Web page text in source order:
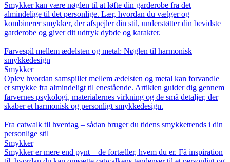
Smykker kan være nøglen til at løfte din garderobe fra det
almindelige til det personlige. Lær, hvordan du vælger og
kombinerer smykker, der afspejler din stil, understøtter din bevidste
garderobe og giver dit udtryk dybde og karakter.
Farvespil mellem ædelsten og metal: Nøglen til harmonisk
smykkedesign
Smykker
Oplev hvordan samspillet mellem ædelsten og metal kan forvandle
et smykke fra almindeligt til enestående. Artiklen guider dig gennem
farvernes psykologi, materialernes virkning og de små detaljer, der
skaber et harmonisk og personligt smykkedesign.
Fra catwalk til hverdag – sådan bruger du tidens smykketrends i din
personlige stil
Smykker
Smykker er mere end pynt – de fortæller, hvem du er. Få inspiration